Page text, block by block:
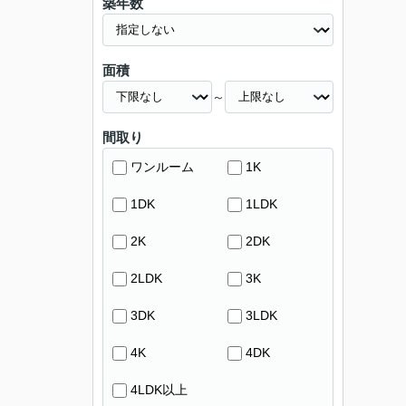
築年数
面積
～
間取り
ワンルーム 1K
1DK 1LDK
2K 2DK
2LDK 3K
3DK 3LDK
4K 4DK
4LDK以上